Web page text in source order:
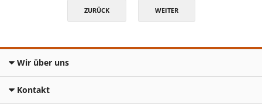
ZURÜCK WEITER
Wir über uns
Kontakt